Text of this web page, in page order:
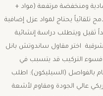
اقتصادية ومنخفضة مرتفعة (مواد +
تلقائياً يحتاج لمواد عزل إضافية
ثقيل ويتطلب دراسة إنشائية
​اختر مقاول ساندوتش بانل
فسوء التركيب قد يتسبب في
بالفواصل (السيليكون): اطلب
عالي الجودة ومقاوم لأشعة